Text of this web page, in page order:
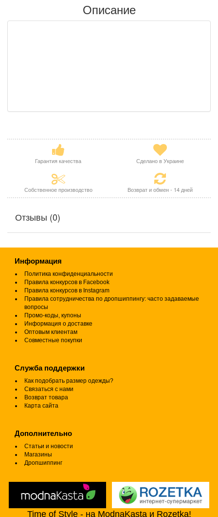
Описание
Гарантия качества Сделано в Украине
Собственное производство Возврат и обмен - 14 дней
Отзывы (0)
Информация
Политика конфиденциальности
Правила конкурсов в Facebook
Правила конкурсов в Instagram
Правила сотрудничества по дропшиппингу: часто задаваемые
вопросы
Промо-коды, купоны
Информация о доставке
Оптовым клиентам
Совместные покупки
Служба поддержки
Как подобрать размер одежды?
Связаться с нами
Возврат товара
Карта сайта
Дополнительно
Статьи и новости
Магазины
Дропшиппинг
Time of Style - на ModnaKasta и Rozetka!